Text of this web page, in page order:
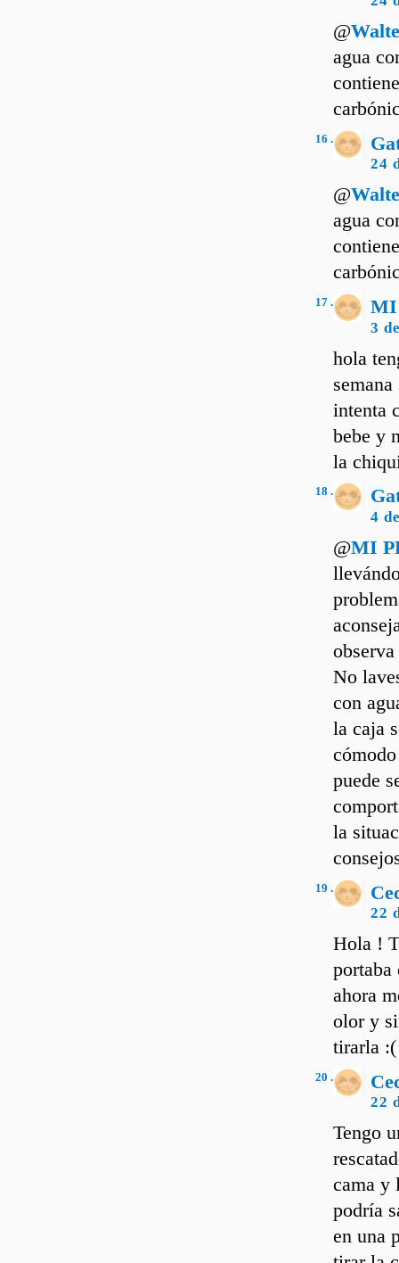
@
agua
16 .
24
@
agua
17 . MI
3
hola
intenta
bebe y
la
18 .
4
@MI
No
con
la caja
puede
la
19 .
22
Hola !
portaba
ahora
olor y
tirarla :(
20 .
22
Tengo
cama y
podría
en una